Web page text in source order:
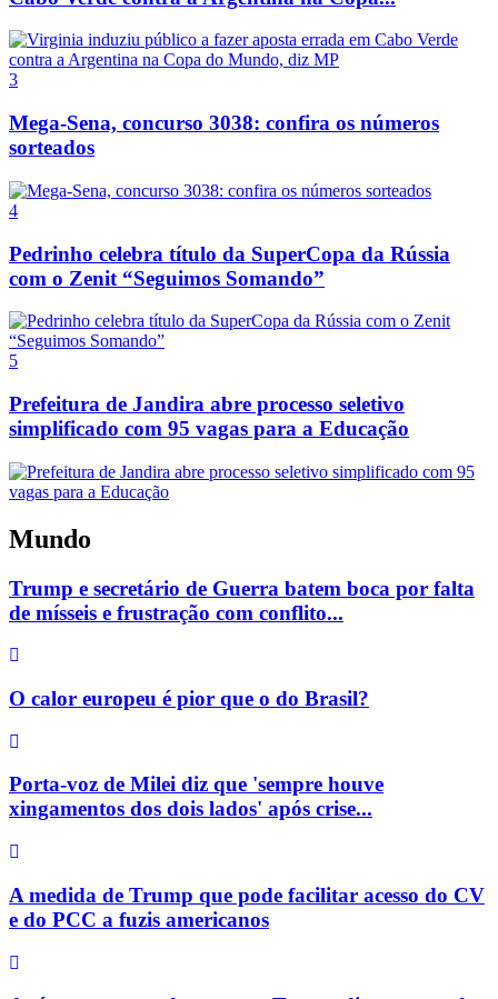
3
Mega-Sena, concurso 3038: confira os números
sorteados
4
Pedrinho celebra título da SuperCopa da Rússia
com o Zenit “Seguimos Somando”
5
Prefeitura de Jandira abre processo seletivo
simplificado com 95 vagas para a Educação
Mundo
Trump e secretário de Guerra batem boca por falta
de mísseis e frustração com conflito...
O calor europeu é pior que o do Brasil?
Porta-voz de Milei diz que 'sempre houve
xingamentos dos dois lados' após crise...
A medida de Trump que pode facilitar acesso do CV
e do PCC a fuzis americanos